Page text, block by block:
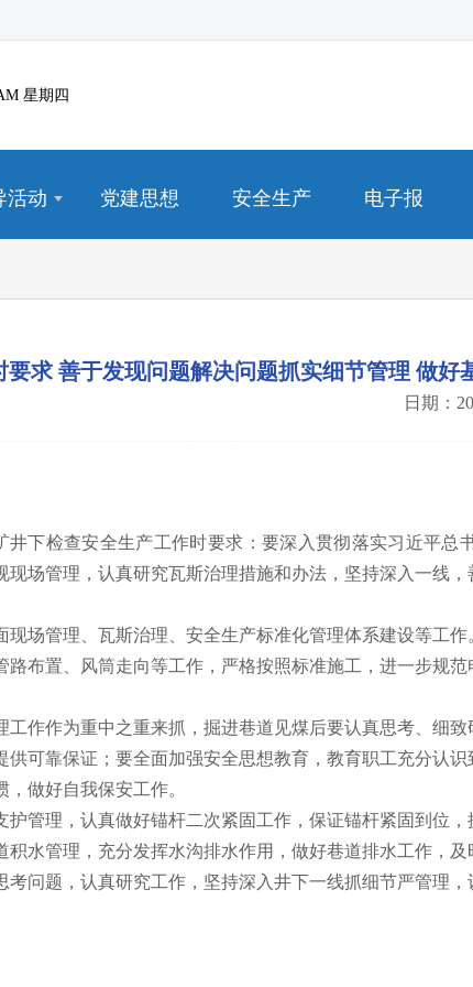
星期四
活动 党建思想 安全生产 电子报
求 善于发现问题解决问题抓实细节管理 做好
日期：
下检查安全生产工作时要求：要深入贯彻落实习近平总
场管理，认真研究瓦斯治理措施和办法，坚持深入一线
现场管理、瓦斯治理、安全生产标准化管理体系建设等工
布置、风筒走向等工作，严格按照标准施工，进一步规
作作为重中之重来抓，掘进巷道见煤后要认真思考、细
可靠保证；要全面加强安全思想教育，教育职工充分认
做好自我保安工作。
管理，认真做好锚杆二次紧固工作，保证锚杆紧固到位
水管理，充分发挥水沟排水作用，做好巷道排水工作，
问题，认真研究工作，坚持深入井下一线抓细节严管理，